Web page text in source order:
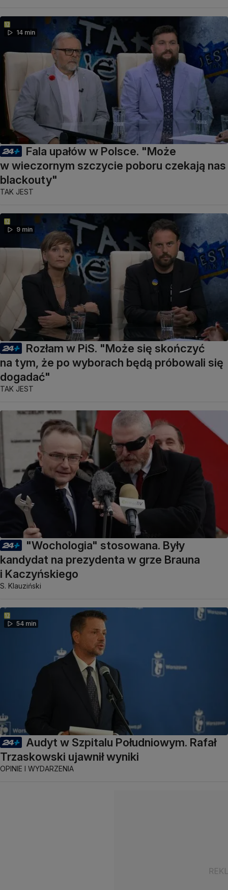
14 min
Fala upałów w Polsce. "Może
w wieczornym szczycie poboru czekają nas
blackouty"
TAK JEST
9 min
Rozłam w PiS. "Może się skończyć
na tym, że po wyborach będą próbowali się
dogadać"
TAK JEST
"Wochologia" stosowana. Były
kandydat na prezydenta w grze Brauna
i Kaczyńskiego
S. Klauziński
54 min
Audyt w Szpitalu Południowym. Rafał
Trzaskowski ujawnił wyniki
OPINIE I WYDARZENIA